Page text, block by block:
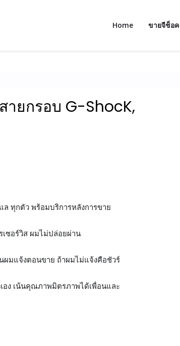
Home ขายจีช็อค
ยกรอบ G-ShocK,
ทุกตัว พร้อมบริการหลังการขาย
ซอร์วิส ผมไม่ปล่อยผ่าน
ผมแจ้งตอนขาย ถ้าผมไม่แจ้งคือชัวร์
อง เน้นคุณภาพมิตรภาพได้เพื่อนและ